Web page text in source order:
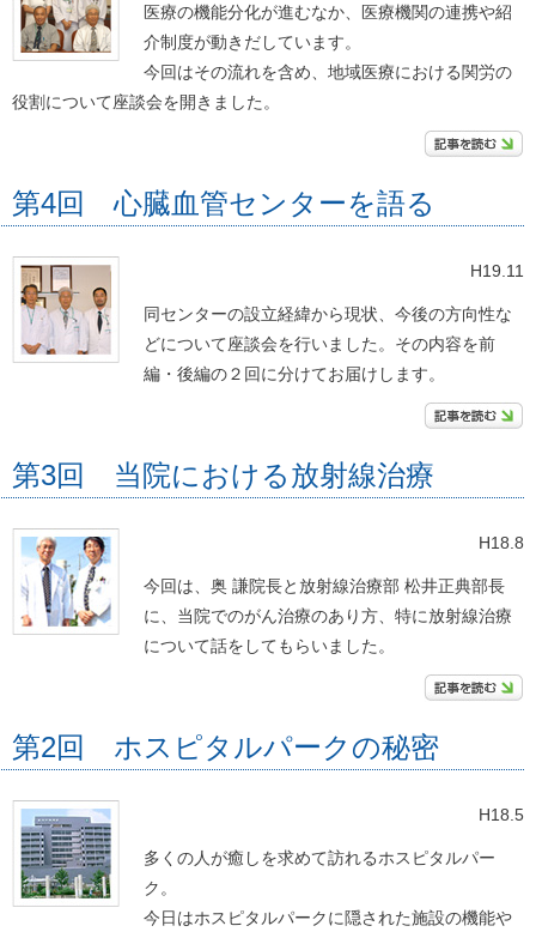
医療の機能分化が進むなか、医療機関の連携や紹
介制度が動きだしています。
今回はその流れを含め、地域医療における関労の
役割について座談会を開きました。
第4回 心臓血管センターを語る
H19.11
同センターの設立経緯から現状、今後の方向性な
どについて座談会を行いました。その内容を前
編・後編の２回に分けてお届けします。
第3回 当院における放射線治療
H18.8
今回は、奥 謙院長と放射線治療部 松井正典部長
に、当院でのがん治療のあり方、特に放射線治療
について話をしてもらいました。
第2回 ホスピタルパークの秘密
H18.5
多くの人が癒しを求めて訪れるホスピタルパー
ク。
今日はホスピタルパークに隠された施設の機能や